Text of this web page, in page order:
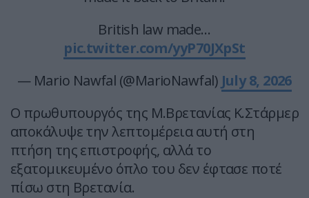
British law made…
pic.twitter.com/yyP70JXpSt
— Mario Nawfal (@MarioNawfal) July 8, 2026
Ο πρωθυπουργός της Μ.Βρετανίας Κ.Στάρμερ
αποκάλυψε την λεπτομέρεια αυτή στη
πτήση της επιστροφής, αλλά το
εξατομικευμένο όπλο του δεν έφτασε ποτέ
πίσω στη Βρετανία.